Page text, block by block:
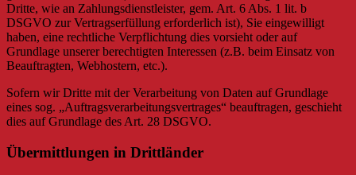
Dritte, wie an Zahlungsdienstleister, gem. Art. 6 Abs. 1 lit. b
DSGVO zur Vertragserfüllung erforderlich ist), Sie eingewilligt
haben, eine rechtliche Verpflichtung dies vorsieht oder auf
Grundlage unserer berechtigten Interessen (z.B. beim Einsatz von
Beauftragten, Webhostern, etc.).
Sofern wir Dritte mit der Verarbeitung von Daten auf Grundlage
eines sog. „Auftragsverarbeitungsvertrages“ beauftragen, geschieht
dies auf Grundlage des Art. 28 DSGVO.
Übermittlungen in Drittländer